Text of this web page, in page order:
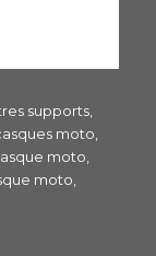
supports,
moto,
moto,
moto,